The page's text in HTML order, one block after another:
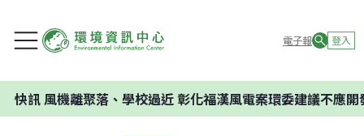
電子報 登入
離聚落、學校過近 彰化福漢風電案環委建議不應開發